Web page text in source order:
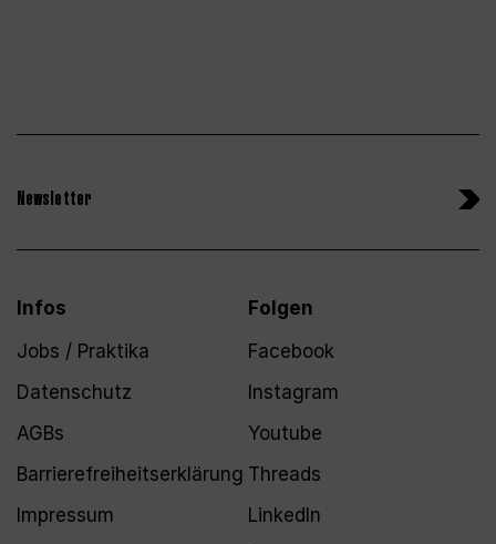
Newsletter
Infos
Jobs / Praktika
Datenschutz
AGBs
Barrierefreiheitserklärung
Impressum
Folgen
Facebook
Instagram
Youtube
Threads
LinkedIn